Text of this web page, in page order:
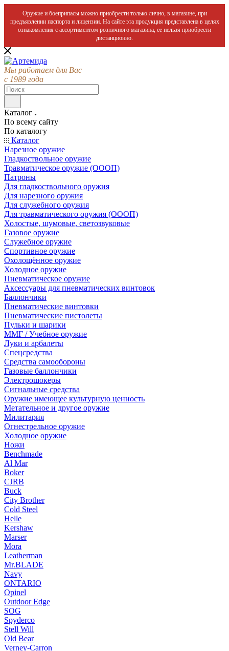
Оружие и боеприпасы можно приобрести только лично, в магазине, при
предъявлении паспорта и лицензии. На сайте эта продукция представлена в целях
ознакомления с ассортиментом розничного магазина, ее нельзя приобрести
дистанционно.
Мы работаем для Вас
с 1989 года
Каталог
По всему сайту
По каталогу
Каталог
Нарезное оружие
Гладкоствольное оружие
Травматическое оружие (ОООП)
Патроны
Для гладкоствольного оружия
Для нарезного оружия
Для служебного оружия
Для травматического оружия (ОООП)
Холостые, шумовые, светозвуковые
Газовое оружие
Служебное оружие
Спортивное оружие
Охолощённое оружие
Холодное оружие
Пневматическое оружие
Аксессуары для пневматических винтовок
Баллончики
Пневматические винтовки
Пневматические пистолеты
Пульки и шарики
ММГ / Учебное оружие
Луки и арбалеты
Спецсредства
Средства самообороны
Газовые баллончики
Электрошокеры
Сигнальные средства
Оружие имеющее культурную ценность
Метательное и другое оружие
Милитария
Огнестрельное оружие
Холодное оружие
Ножи
Benchmade
Al Mar
Boker
CJRB
Buck
City Brother
Cold Steel
Helle
Kershaw
Marser
Mora
Leatherman
Mr.BLADE
Navy
ONTARIO
Opinel
Outdoor Edge
SOG
Spyderco
Stell Will
Old Bear
Verney-Carron